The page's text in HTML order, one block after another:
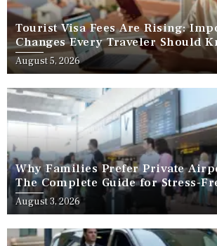
Tourist Visa Fees Are Rising:
Changes Every Traveler Should
August 5, 2026
Why Families Prefer Private
The Complete Guide for Stress-
Travel
August 3, 2026